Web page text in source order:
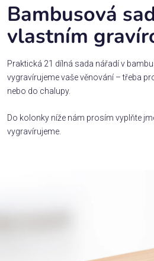
Dárek
pro
Rodina
/
Láska
Povolání,
zájmy a
Bambusová
vlastním
Praktická 21 dílná sada nářadí v
vygravírujeme vaše věnování – třeba
nebo do chalupy.
Do kolonky níže nám prosím vyplňte
vygravírujeme.